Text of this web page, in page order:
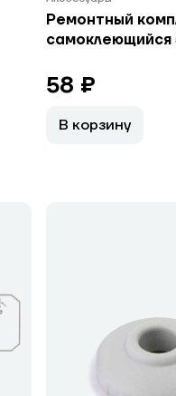
Ремонтный
самоклеющийся
58 ₽
В корзину